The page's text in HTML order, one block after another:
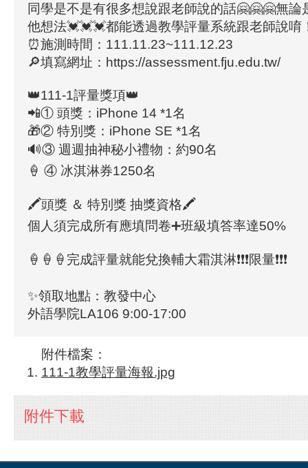
同學是不是有很多想說跟老師說的話🤗🤗🤗無論
他想法💓💓💓都能透過教學評量系統跟老師說唷
⏰施測時間：111.11.23~111.12.23
🔎填寫網址：https://assessment.fju.edu.tw/
👑111-1評量獎項👑
📲① 頭獎：iPhone 14 *1名
🎁② 特別獎：iPhone SE *1名
🔊③ 週週抽神秘小禮物：約90名
🍦 ④ 冰淇淋券1250名
🖍頭獎 ＆ 特別獎 抽獎資格🖍
個人須完成所有應填問卷➕班級填答率達50%
🍦🍦🍦完成評量就能兌換輔大霜淇淋❗❗❗限量❗❗❗
✨領取地點：教發中心
外語學院LA106 9:00-17:00
附件檔案：
111-1教學評量海報.jpg
附件下載